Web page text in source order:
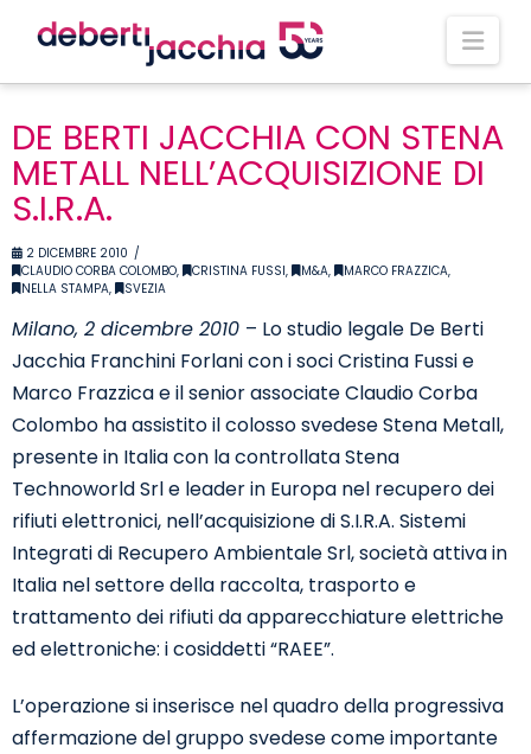
DE BERTI JACCHIA CON STENA
METALL NELL’ACQUISIZIONE DI
S.I.R.A.
2 DICEMBRE 2010
CLAUDIO CORBA COLOMBO, CRISTINA FUSSI, M&A, MARCO FRAZZICA,
NELLA STAMPA, SVEZIA
Milano, 2 dicembre 2010 – Lo studio legale De Berti
Jacchia Franchini Forlani con i soci Cristina Fussi e
Marco Frazzica e il senior associate Claudio Corba
Colombo ha assistito il colosso svedese Stena Metall,
presente in Italia con la controllata Stena
Technoworld Srl e leader in Europa nel recupero dei
rifiuti elettronici, nell’acquisizione di S.I.R.A. Sistemi
Integrati di Recupero Ambientale Srl, società attiva in
Italia nel settore della raccolta, trasporto e
trattamento dei rifiuti da apparecchiature elettriche
ed elettroniche: i cosiddetti “RAEE”.
L’operazione si inserisce nel quadro della progressiva
affermazione del gruppo svedese come importante